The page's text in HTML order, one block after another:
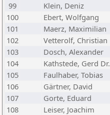
99
Klein, Deniz
100
Ebert, Wolfgang
101
Maerz, Maximilian
102
Vetterolf, Christian
103
Dosch, Alexander
104
Kathstede, Gerd Dr.
105
Faulhaber, Tobias
106
Gärtner, David
107
Gorte, Eduard
108
Leiser, Joachim